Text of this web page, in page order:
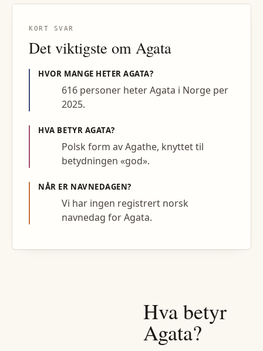
KORT SVAR
Det viktigste om Agata
HVOR MANGE HETERAGATA?
616 personer heter Agata i Norge per
2025.
HVA BETYR AGATA?
Polsk form av Agathe, knyttet til
betydningen «god».
NÅR ER NAVNEDAGEN?
Vi har ingen registrert norsk
navnedag for Agata.
Hva betyr
Agata?